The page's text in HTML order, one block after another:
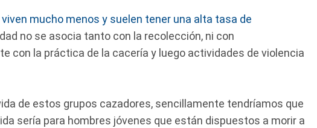
viven mucho menos y suelen tener una alta tasa de
no se asocia tanto con la recolección, ni con
con la práctica de la cacería y luego actividades de violencia
de estos grupos cazadores, sencillamente tendríamos que
sería para hombres jóvenes que están dispuestos a morir a